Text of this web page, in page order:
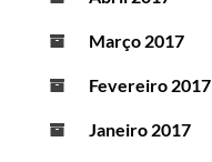
Março 2017
Fevereiro 2017
Janeiro 2017